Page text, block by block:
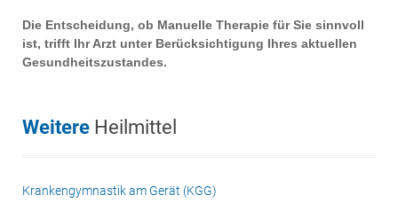
Die Entscheidung, ob Manuelle Therapie für Sie sinnvoll
ist, trifft Ihr Arzt unter Berücksichtigung Ihres aktuellen
Gesundheitszustandes.
Weitere Heilmittel
Krankengymnastik am Gerät (KGG)